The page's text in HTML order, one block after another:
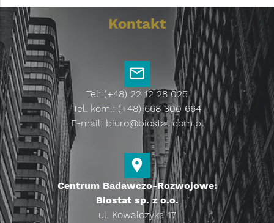
Kontakt
Tel: (+48) 22 12 28 025
Tel. kom.: (+48) 668 300 664
E-mail: biuro@biostat.com.pl
Centrum Badawczo-Rozwojowe:
Biostat sp. z o.o.
ul. Kowalczyka 17